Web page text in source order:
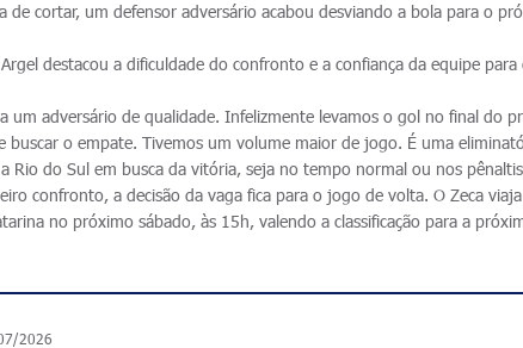
de cortar, um defensor adversário acabou desviando a bola para o
destacou a dificuldade do confronto e a confiança da equipe para
um adversário de qualidade. Infelizmente levamos o gol no final do
buscar o empate. Tivemos um volume maior de jogo. É uma
Rio do Sul em busca da vitória, seja no tempo normal ou nos
confronto, a decisão da vaga fica para o jogo de volta. O Zeca
no próximo sábado, às 15h, valendo a classificação para a
2026